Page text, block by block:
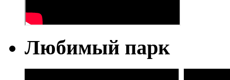
Любимый парк